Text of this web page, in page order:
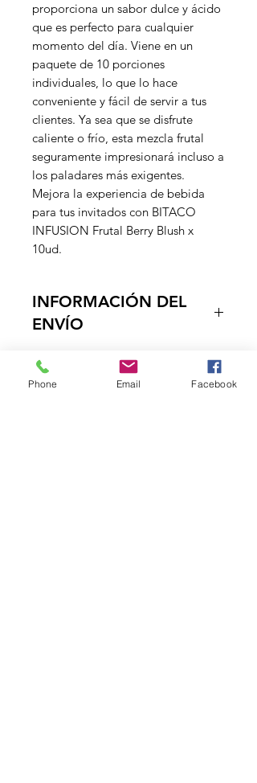
proporciona un sabor dulce y ácido
que es perfecto para cualquier
momento del día. Viene en un
paquete de 10 porciones
individuales, lo que lo hace
conveniente y fácil de servir a tus
clientes. Ya sea que se disfrute
caliente o frío, esta mezcla frutal
seguramente impresionará incluso a
los paladares más exigentes.
Mejora la experiencia de bebida
para tus invitados con BITACO
INFUSION Frutal Berry Blush x
10ud.
INFORMACIÓN DEL
ENVÍO
Entregamos los productos en la
puerta de su negocio, en un tiempo
estimado de 1 a dos dias habiles, ya
Phone Email Facebook